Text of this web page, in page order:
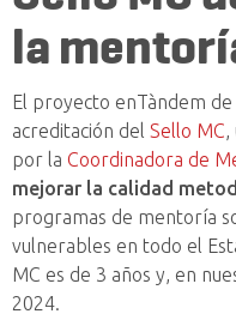
la
El proyecto enTàndem
acreditación del Sello MC,
por la Coordinadora de
mejorar la calidad
programas de mentoría
vulnerables en todo el
MC es de 3 años y, en
2024.